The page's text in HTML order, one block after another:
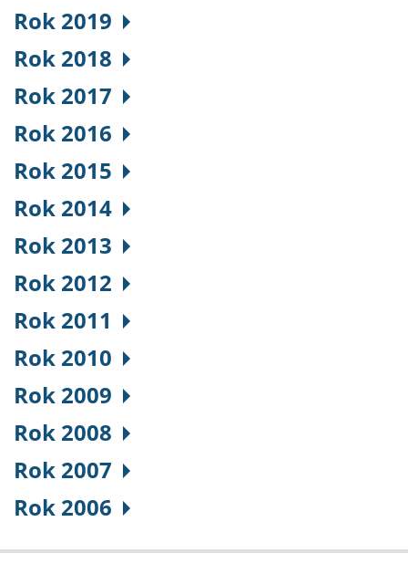
Rok 2019
Rok 2018
Rok 2017
Rok 2016
Rok 2015
Rok 2014
Rok 2013
Rok 2012
Rok 2011
Rok 2010
Rok 2009
Rok 2008
Rok 2007
Rok 2006